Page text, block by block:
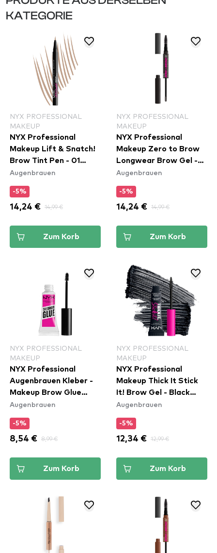
KATEGORIE
NYX PROFESSIONAL
MAKEUP
NYX Professional
Makeup Lift & Snatch!
Brow Tint Pen - 01
Blonde (LAS01)
Augenbrauen
-5%
14,24 € 14,99 €
Zum Korb
NYX PROFESSIONAL
MAKEUP
NYX Professional
Makeup Zero to Brow
Longwear Brow Gel -
Black (ZTBG08)
Augenbrauen
-5%
14,24 € 14,99 €
Zum Korb
NYX PROFESSIONAL
MAKEUP
NYX Professional
Augenbrauen Kleber -
Makeup Brow Glue
Instant Brow Styler
Augenbrauen
-5%
8,54 € 8,99 €
Zum Korb
NYX PROFESSIONAL
MAKEUP
NYX Professional
Makeup Thick It Stick
It! Brow Gel - Black
(TISI08)
Augenbrauen
-5%
12,34 € 12,99 €
Zum Korb